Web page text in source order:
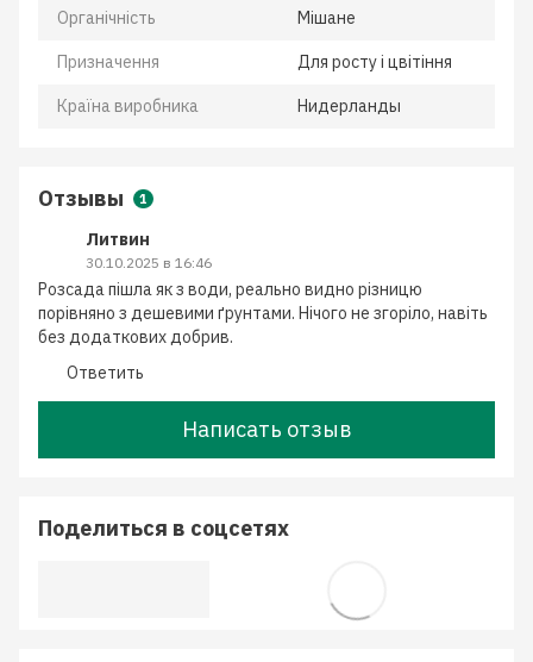
Органічність Мішане
Призначення Для росту і цвітіння
Країна виробника Нидерланды
Отзывы 1
Литвин
30.10.2025 в 16:46
Розсада пішла як з води, реально видно різницю
порівняно з дешевими ґрунтами. Нічого не згоріло, навіть
без додаткових добрив.
Ответить
Написать отзыв
Поделиться в соцсетях